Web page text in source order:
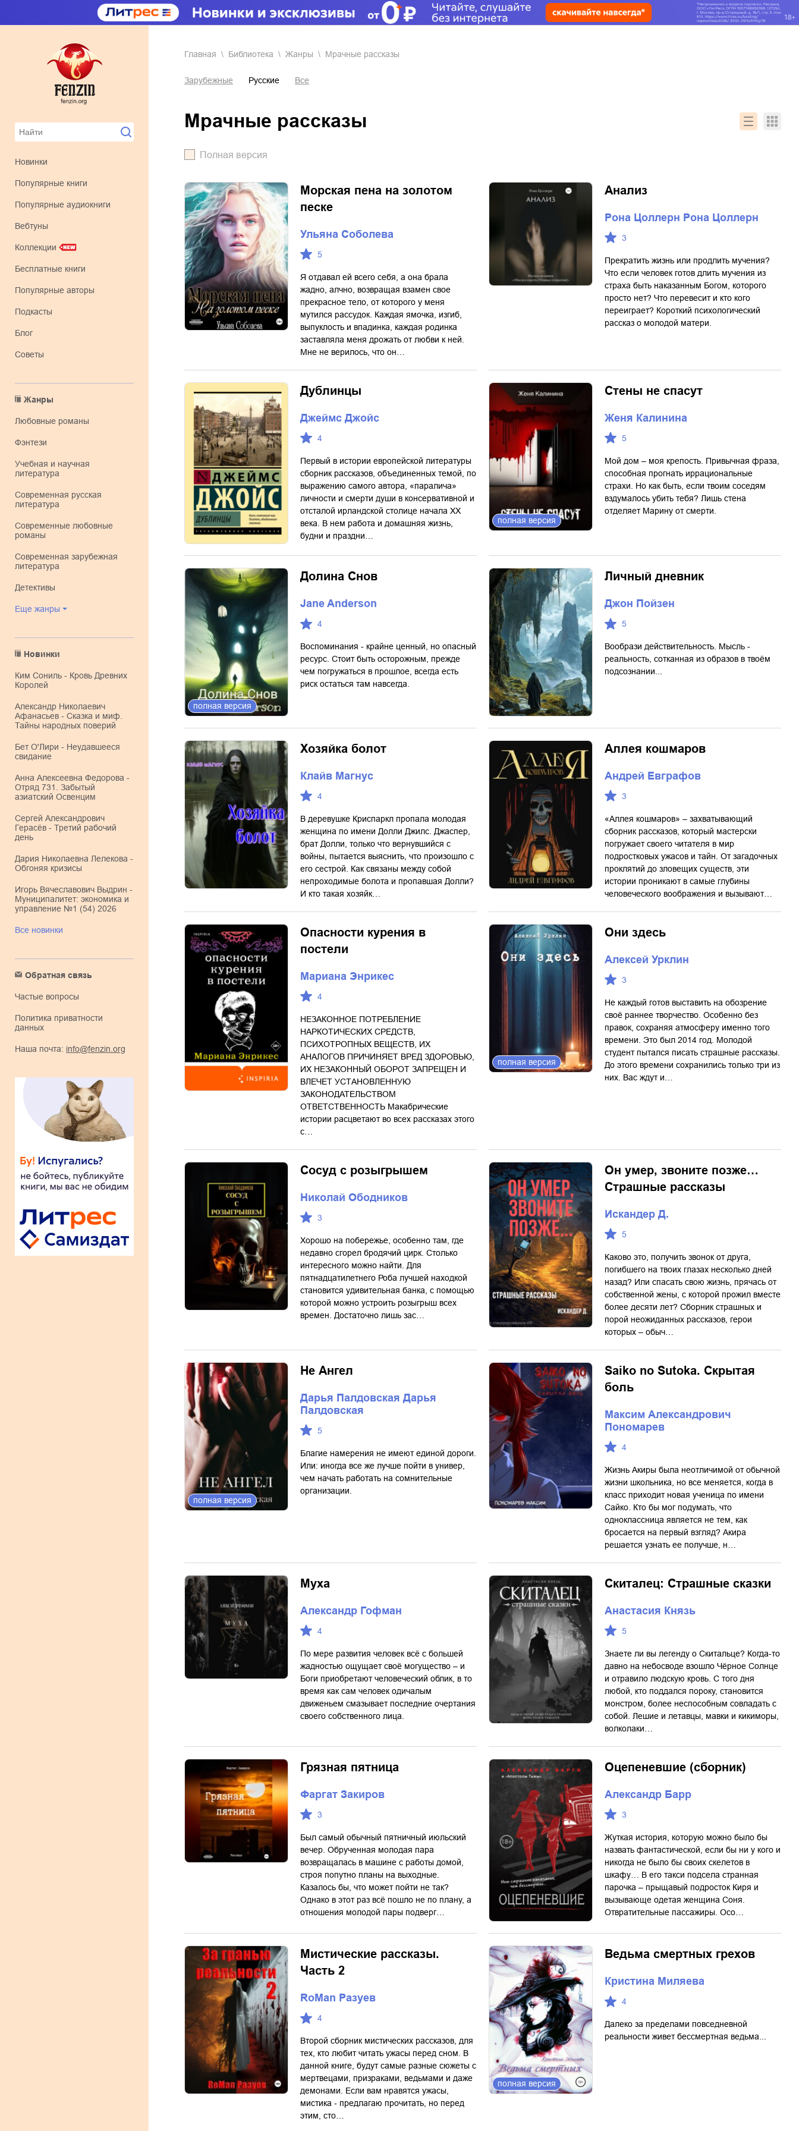
Новинки
Популярные книги
Популярные аудиокниги
Вебтуны
Коллекции
Бесплатные книги
Популярные авторы
Подкасты
Блог
Советы
Жанры
любовные романы
фэнтези
учебная и научная
литература
современная русская
литература
современные любовные
романы
современная зарубежная
литература
детективы
Еще жанры
Новинки
Ким Сониль - Кровь Древних
Королей
Александр Николаевич
Афанасьев - Сказка и миф.
Тайны народных поверий
Бет О'Лири - Неудавшееся
свидание
Анна Алексеевна Федорова -
Отряд 731. Забытый
азиатский Освенцим
Сергей Александрович
Герасёв - Третий рабочий
день
Дария Николаевна Лелекова -
Обгоняя кризисы
Игорь Вячеславович Выдрин -
Муниципалитет: экономика и
управление №1 (54) 2026
Все новинки
Обратная связь
Частые вопросы
Политика приватности
данных
Наша почта: info@fenzin.org
Главная Библиотека Жанры мрачные рассказы
Зарубежные Русские Все
мрачные рассказы
Полная версия
Морская пена на золотом
песке
Ульяна Соболева
5
Я отдавал ей всего себя, а она брала
жадно, алчно, возвращая взамен свое
прекрасное тело, от которого у меня
мутился рассудок. Каждая ямочка, изгиб,
выпуклость и впадинка, каждая родинка
заставляла меня дрожать от любви к ней.
Мне не верилось, что он…
Анализ
Рона Цоллерн Рона Цоллерн
3
Прекратить жизнь или продлить мучения?
Что если человек готов длить мучения из
страха быть наказанным Богом, которого
просто нет? Что перевесит и кто кого
переиграет? Короткий психологический
рассказ о молодой матери.
Дублинцы
Джеймс Джойс
4
Первый в истории европейской литературы
сборник рассказов, объединенных темой, по
выражению самого автора, «паралича»
личности и смерти души в консервативной и
отсталой ирландской столице начала ХХ
века. В нем работа и домашняя жизнь,
будни и праздни…
полная версия
Стены не спасут
Женя Калинина
5
Мой дом – моя крепость. Привычная фраза,
способная прогнать иррациональные
страхи. Но как быть, если твоим соседям
вздумалось убить тебя? Лишь стена
отделяет Марину от смерти.
полная версия
Долина Снов
Jane Anderson
4
Воспоминания - крайне ценный, но опасный
ресурс. Стоит быть осторожным, прежде
чем погружаться в прошлое, всегда есть
риск остаться там навсегда.
Личный дневник
Джон Пойзен
5
Вообрази действительность. Мысль -
реальность, сотканная из образов в твоём
подсознании...
Хозяйка болот
Клайв Магнус
4
В деревушке Криспаркл пропала молодая
женщина по имени Долли Джилс. Джаспер,
брат Долли, только что вернувшийся с
войны, пытается выяснить, что произошло с
его сестрой. Как связаны между собой
непроходимые болота и пропавшая Долли?
И кто такая хозяйк…
Аллея кошмаров
Андрей Евграфов
3
«Аллея кошмаров» – захватывающий
сборник рассказов, который мастерски
погружает своего читателя в мир
подростковых ужасов и тайн. От загадочных
проклятий до зловещих существ, эти
истории проникают в самые глубины
человеческого воображения и вызывают…
Опасности курения в
постели
Мариана Энрикес
4
НЕЗАКОННОЕ ПОТРЕБЛЕНИЕ
НАРКОТИЧЕСКИХ СРЕДСТВ,
ПСИХОТРОПНЫХ ВЕЩЕСТВ, ИХ
АНАЛОГОВ ПРИЧИНЯЕТ ВРЕД ЗДОРОВЬЮ,
ИХ НЕЗАКОННЫЙ ОБОРОТ ЗАПРЕЩЕН И
ВЛЕЧЕТ УСТАНОВЛЕННУЮ
ЗАКОНОДАТЕЛЬСТВОМ
ОТВЕТСТВЕННОСТЬ Макабрические
истории расцветают во всех рассказах этого
с…
полная версия
Они здесь
Алексей Урклин
3
Не каждый готов выставить на обозрение
своё раннее творчество. Особенно без
правок, сохраняя атмосферу именно того
времени. Это был 2014 год. Молодой
студент пытался писать страшные рассказы.
До этого времени сохранились только три из
них. Вас ждут и…
Сосуд с розыгрышем
Николай Ободников
3
Хорошо на побережье, особенно там, где
недавно сгорел бродячий цирк. Столько
интересного можно найти. Для
пятнадцатилетнего Роба лучшей находкой
становится удивительная банка, с помощью
которой можно устроить розыгрыш всех
времен. Достаточно лишь зас…
Он умер, звоните позже…
Страшные рассказы
Искандер Д.
5
Каково это, получить звонок от друга,
погибшего на твоих глазах несколько дней
назад? Или спасать свою жизнь, прячась от
собственной жены, с которой прожил вместе
более десяти лет? Сборник страшных и
порой неожиданных рассказов, герои
которых – обыч…
полная версия
Не Ангел
Дарья Палдовская Дарья
Палдовская
5
Благие намерения не имеют единой дороги.
Или: иногда все же лучше пойти в универ,
чем начать работать на сомнительные
организации.
Saiko no Sutoka. Скрытая
боль
Максим Александрович
Пономарев
4
Жизнь Акиры была неотличимой от обычной
жизни школьника, но все меняется, когда в
класс приходит новая ученица по имени
Сайко. Кто бы мог подумать, что
одноклассница является не тем, как
бросается на первый взгляд? Акира
решается узнать ее получше, н…
Муха
Александр Гофман
4
По мере развития человек всё с большей
жадностью ощущает своё могущество – и
Боги приобретают человеческий облик, в то
время как сам человек одичалым
движеньем смазывает последние очертания
своего собственного лица.
Скиталец: Страшные сказки
Анастасия Князь
5
Знаете ли вы легенду о Скитальце? Когда-то
давно на небосводе взошло Чёрное Солнце
и отравило людскую кровь. С того дня
любой, кто поддался пороку, становится
монстром, более неспособным совладать с
собой. Лешие и летавцы, мавки и кикиморы,
волколаки…
Грязная пятница
Фаргат Закиров
3
Был самый обычный пятничный июльский
вечер. Обрученная молодая пара
возвращалась в машине с работы домой,
строя попутно планы на выходные.
Казалось бы, что может пойти не так?
Однако в этот раз всё пошло не по плану, а
отношения молодой пары подверг…
Оцепеневшие (сборник)
Александр Барр
3
Жуткая история, которую можно было бы
назвать фантастической, если бы ни у кого и
никогда не было бы своих скелетов в
шкафу… В его такси подсела странная
парочка – прыщавый подросток Киря и
вызывающе одетая женщина Соня.
Отвратительные пассажиры. Осо…
Мистические рассказы.
Часть 2
RoMan Разуев
4
Второй сборник мистических рассказов, для
тех, кто любит читать ужасы перед сном. В
данной книге, будут самые разные сюжеты с
мертвецами, призраками, ведьмами и даже
демонами. Если вам нравятся ужасы,
мистика - предлагаю прочитать, но перед
этим, сто…
полная версия
Ведьма смертных грехов
Кристина Миляева
4
Далеко за пределами повседневной
реальности живет бессмертная ведьма...